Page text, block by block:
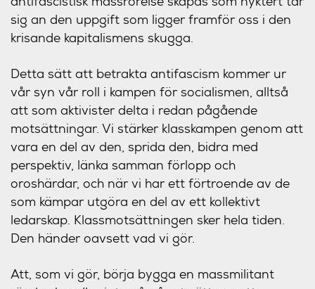
sig an den uppgift som ligger framför oss i den
krisande kapitalismens skugga.
Detta sätt att betrakta antifascism kommer ur
vår syn vår roll i kampen för socialismen, alltså
att som aktivister delta i redan pågående
motsättningar. Vi stärker klasskampen genom att
vara en del av den, sprida den, bidra med
perspektiv, länka samman förlopp och
oroshärdar, och när vi har ett förtroende av de
som kämpar utgöra en del av ett kollektivt
ledarskap. Klassmotsättningen sker hela tiden.
Den händer oavsett vad vi gör.
Att, som vi gör, börja bygga en massmilitant